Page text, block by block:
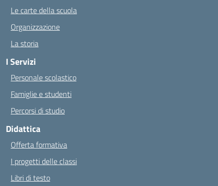
Le carte della scuola
Organizzazione
La storia
I Servizi
Personale scolastico
Famiglie e studenti
Percorsi di studio
Didattica
Offerta formativa
I progetti delle classi
Libri di testo